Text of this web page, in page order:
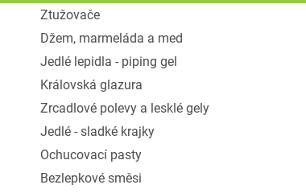
Ztužovače
Džem, marmeláda a med
Jedlé lepidla - piping gel
Královská glazura
Zrcadlové polevy a lesklé gely
Jedlé - sladké krajky
Ochucovací pasty
Bezlepkové směsi